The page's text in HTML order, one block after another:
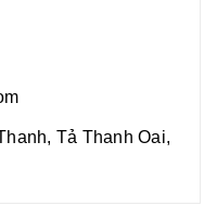
Tả Thanh Oai,